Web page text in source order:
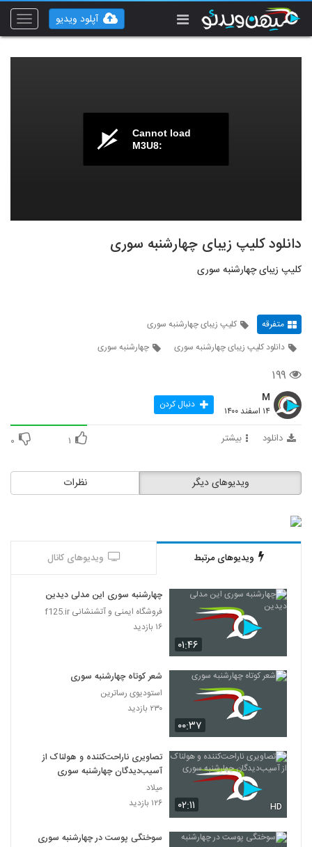
Toggle
آپلود ویدیو
Cannot load
M3U8:
دانلود کلیپ زیبای چهارشنبه سوری
کلیپ زیبای چهارشنبه سوری
متفرقه
کلیپ زیبای چهارشنبه سوری
دانلود کلیپ زیبای چهارشنبه سوری
چهارشنبه سوری
۱۹۹
M
۱۴ اسفند ۱۴۰۰ دنبال کردن
دانلود بیشتر ۱ ۰
نظرات ویدیوهای دیگر
ویدیوهای مرتبط ویدیوهای کانال
۰۱:۴۶
چهارشنبه سوری این مدلی دیدین
فروشگاه ایمنی و آتشنشانی f125.ir
۱۶ بازدید
۰۰:۳۷
شعر کوتاه چهارشنبه سوری
استودیوی رساترین
۲۳۰ بازدید
۰۲:۱۱ HD
تصاویری ناراحت‌کننده و هولناک از
آسیب‌دیدگان چهارشنبه سوری
میلاد
۱۲۶ بازدید
سوختگی پوست در چهارشنبه سوری